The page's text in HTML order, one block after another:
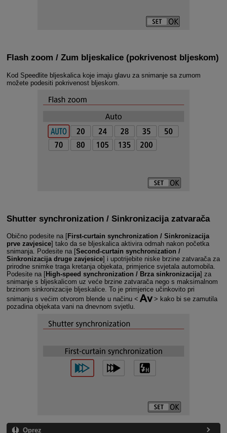
Flash zoom / Zum bljeskalice(pokrivenost bljeskom)
Kod Speedlite bljeskalica koje imaju glavu za snimanje sa zumom
možete podesiti pokrivenost bljeskom.
Shutter synchronization / Sinkronizacija zatvarača
Obično podesite na [First-curtain synchronization / Sinkronizacija
prve zavjesice] tako da se bljeskalica aktivira odmah nakon početka
snimanja. Podesite na [Second-curtain synchronization /
Sinkronizacija druge zavjesice] i upotrijebite niske brzine zatvarača za
prirodne snimke traga kretanja objekata, primjerice svjetala automobila.
Podesite na [High-speed synchronization / Brza sinkronizacija] za
snimanje s bljeskalicom uz veće brzine zatvarača nego s maksimalnom
brzinom sinkronizacije bljeskalice. To je primjerice učinkovito pri
snimanju s većim otvorom blende u načinu
kako bi se zamutila
pozadina objekata vani na dnevnom svjetlu.
Oprez